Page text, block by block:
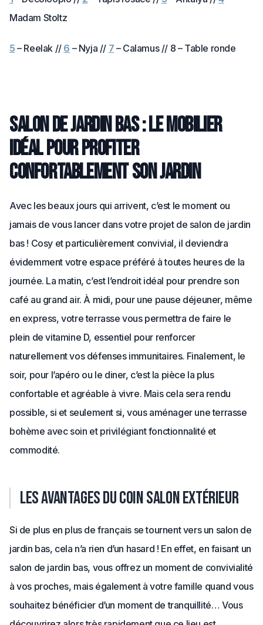
Madam Stoltz
5 – Reelak // 6 – Nyja // 7 – Calamus // 8 – Table ronde
Salon de jardin bas : le mobilier
idéal pour profiter
confortablement son jardin
Avec les beaux jours qui arrivent, c’est le moment ou
jamais de vous lancer dans votre projet de salon de jardin
bas ! Cosy et particulièrement convivial, il deviendra
évidemment votre espace préféré à toutes heures de la
journée. La matin, c’est l’endroit idéal pour prendre son
café au grand air. À midi, pour une pause déjeuner, même
en express, votre terrasse vous permettra de faire le
plein de vitamine D, essentiel pour renforcer
naturellement vos défenses immunitaires. Finalement, le
soir, pour l’apéro ou le diner, c’est la pièce la plus
confortable et agréable à vivre. Mais cela sera rendu
possible, si et seulement si, vous aménager une terrasse
bohème avec soin et privilégiant fonctionnalité et
commodité.
Les avantages du coin salon extérieur
Si de plus en plus de français se tournent vers un salon de
jardin bas, cela n’a rien d’un hasard ! En effet, en faisant un
salon de jardin bas, vous offrez un moment de convivialité
à vos proches, mais également à votre famille quand vous
souhaitez bénéficier d’un moment de tranquillité… Vous